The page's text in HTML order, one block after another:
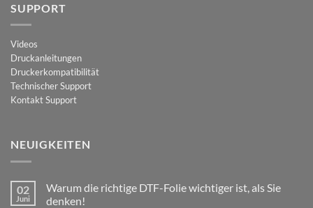
SUPPORT
Videos
Druckanleitungen
Druckerkompatibilität
Technischer Support
Kontakt Support
NEUIGKEITEN
02
Juni
Warum die richtige DTF-Folie wichtiger ist, als Sie
denken!